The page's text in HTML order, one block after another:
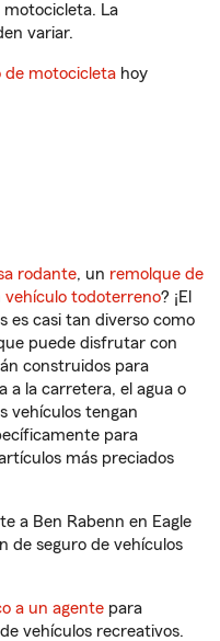
motocicleta. La
variar.
de motocicleta hoy
rodante, un remolque de
vehículo todoterreno? ¡El
es casi tan diverso como
puede disfrutar con
construidos para
a la carretera, el agua o
vehículos tengan
para
más preciados
a Ben Rabenn en Eagle
de seguro de vehículos
a un agente para
vehículos recreativos.